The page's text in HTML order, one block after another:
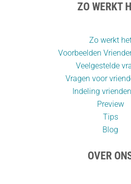
ZO WERKT
Zo werkt
Voorbeelden
Veelgestelde
Vragen voor
Indeling
Preview
Tips
Blog
OVER